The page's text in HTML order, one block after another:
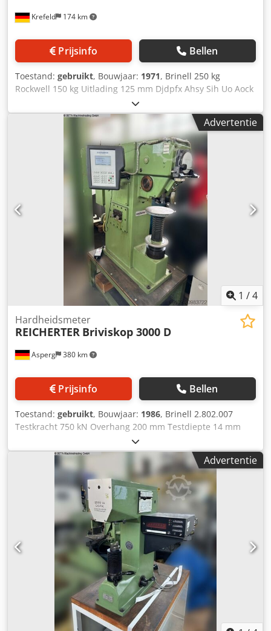
Krefeld 174 km
Prijsinfo Bellen
Toestand: gebruikt, Bouwjaar: 1971, Brinell 250 kg
Rockwell 150 kg Uitlading 125 mm Djdpfx Ahsy Sih Uo Aock
Testhoogte 200 mm Machinegewicht ca. 0,07 t Benodigde
ruimte ca. 650 x 530 x 1550 mm Testen volgens de
Rockwell-, Vickers- en Brinell-methode. Het betreft een
gebruikte machine, daarom verkopen wij onder uitsluiting
van iedere vorm van garantie.
Advertentie
1 /4
Asperg 380 km
Hardheidsmeter
REICHERTER Briviskop 3000 D
Prijsinfo Bellen
Toestand: gebruikt, Bouwjaar: 1986, Brinell 2.802.007
Testkracht 750 kN Overhang 200 mm Testdiepte 14 mm
Besturing: Stiefelmayer Machinegewicht ca. 620 kg Djdpfx
Ahjyan Smj Aock Benodigde ruimte ca. 360x840x1250 mm
Uitvoering A, maat 1 Testkracht: 750 kN Type
krachtwerking: veerbelasting kN Voorbelasting: max. 300
kN Overhang: 200 mm Testdiepte: 14 mm Spanning:
380/220 V Stroomsoort: 50 Hz Accessoires en speciale
uitrusting: - Brinell-Vickers hardheidsmeetelektronica type
2.802.007 - Verblindingsbescherming voor
matschijfeenheid Benodigde vloeroppervlakte: 360 x 840 x
1250 mm Gewicht ca. 620 kg
Advertentie